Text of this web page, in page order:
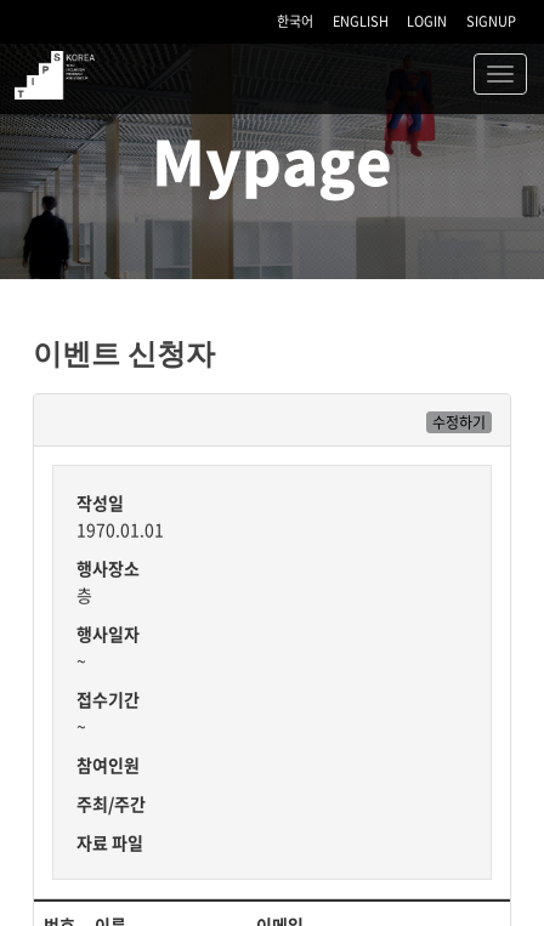
한국어 ENGLISH LOGIN SIGNUP
TIPS
Mypage
이벤트 신청자
수정하기
작성일
1970.01.01
행사장소
층
행사일자
~
접수기간
~
참여인원
주최/주간
자료 파일